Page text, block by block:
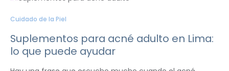
Cuidado de la Piel
Suplementos para acné adulto en Lima:
lo que puede ayudar